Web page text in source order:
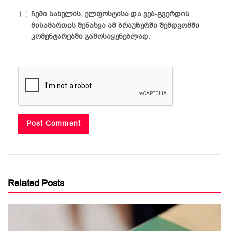
ჩემი სახელის. ელფოსტისა და ვებ-გვერდის
მისამართის შენახვა ამ ბრაუზერში შემდგომში
კომენტარებში გამოსაყენებლად.
Related Posts